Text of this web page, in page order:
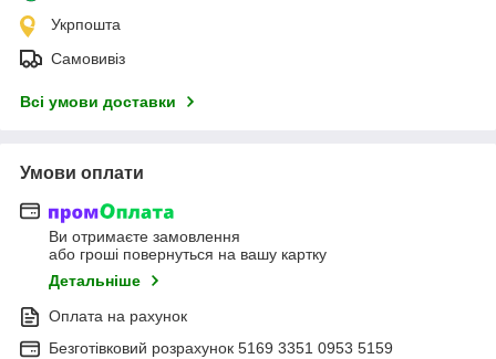
Укрпошта
Самовивіз
Всі умови доставки
Умови оплати
Ви отримаєте замовлення
або гроші повернуться на вашу картку
Детальніше
Оплата на рахунок
Безготівковий розрахунок 5169 3351 0953 5159